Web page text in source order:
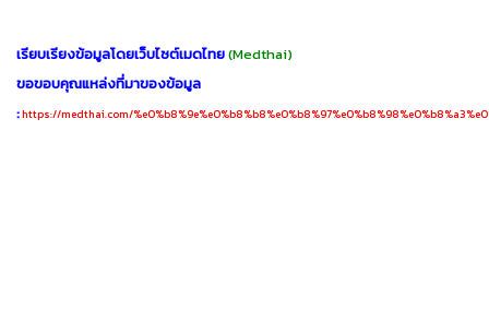
เรียบเรียงข้อมูลโดยเว็บไซต์เมดไทย(Medthai)
ขอขอบคุณแหล่งที่มาของข้อมูล
:https://medthai.com/